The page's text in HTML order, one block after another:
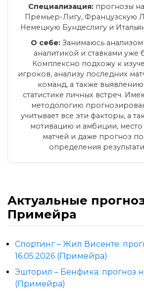
Специализация: прогнозы
Премьер-Лигу, Французскую
Немецкую Бундеслигу и
О себе: Занимаюсь
аналитикой и ставками уже
Комплексно подхожу к
игроков, анализу последних
команд, а также
статистике личных встреч.
методологию
учитывает все эти факторы, а
мотивацию и амбиции,
матчей и даже прогноз
определения
Актуальные
Примейра
Спортинг – Жил Висенте:
16.05.2026 (Примейра)
Эшторил – Бенфика: прогноз
(Примейра)